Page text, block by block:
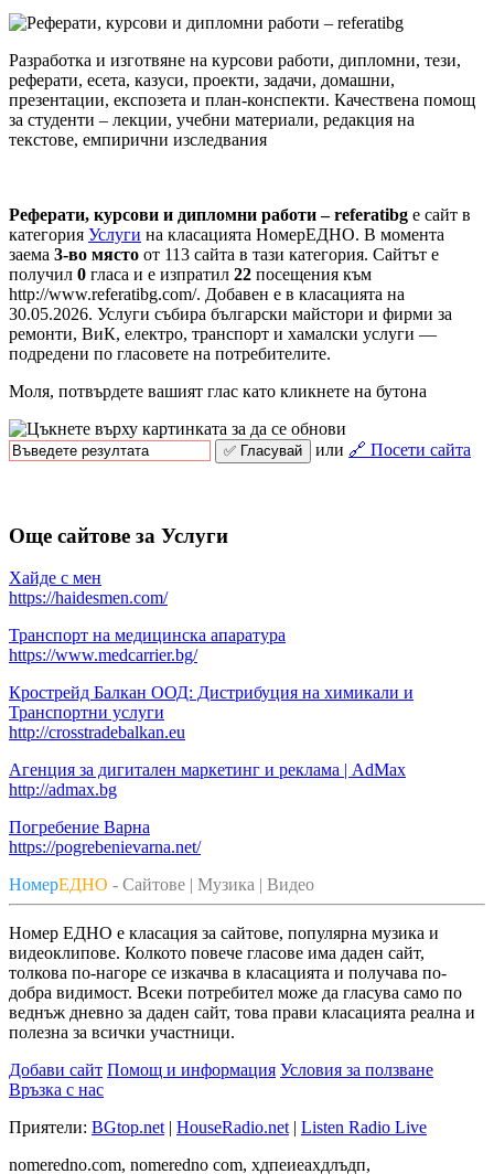
Разработка и изготвяне на курсови работи, дипломни, тези,
реферати, есета, казуси, проекти, задачи, домашни,
презентации, експозета и план-конспекти. Качествена помощ
за студенти – лекции, учебни материали, редакция на
текстове, емпирични изследвания
Реферати, курсови и дипломни работи – referatibg е сайт в
категория Услуги на класацията НомерЕДНО. В момента
заема 3-во място от 113 сайта в тази категория. Сайтът е
получил 0 гласа и е изпратил 22 посещения към
http://www.referatibg.com/. Добавен е в класацията на
30.05.2026. Услуги събира български майстори и фирми за
ремонти, ВиК, електро, транспорт и хамалски услуги —
подредени по гласовете на потребителите.
Моля, потвърдете вашият глас като кликнете на бутона
или 🔗 Посети сайта
Още сайтове за Услуги
Хайде с мен
https://haidesmen.com/
Транспорт на медицинска апаратура
https://www.medcarrier.bg/
Крострейд Балкан ООД: Дистрибуция на химикали и
Транспортни услуги
http://crosstradebalkan.eu
Агенция за дигитален маркетинг и реклама | AdMax
http://admax.bg
Погребение Варна
https://pogrebenievarna.net/
НомерЕДНО - Сайтове | Музика | Видео
Номер ЕДНО е класация за сайтове, популярна музика и
видеоклипове. Колкото повече гласове има даден сайт,
толкова по-нагоре се изкачва в класацията и получава по-
добра видимост. Всеки потребител може да гласува само по
веднъж дневно за даден сайт, това прави класацията реална и
полезна за всички участници.
Добави сайт Помощ и информация Условия за ползване
Връзка с нас
Приятели: BGtop.net | HouseRadio.net | Listen Radio Live
nomeredno.com, nomeredno com, хдпеиеахдлъдп,